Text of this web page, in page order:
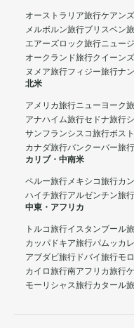
オーストラリア旅行ケアン
メルボルン旅行ブリスベン
エアーズロック旅行ニュー
オークランド旅行クイーン
ヌメア旅行フィジー旅行ナ
北米
アメリカ旅行ニューヨーク
アナハイム旅行セドナ旅行
サンフランシスコ旅行ボス
カナダ旅行バンクーバー旅行
カリブ・中南米
ペルー旅行メキシコ旅行カ
ハイチ旅行アルゼンチン旅行
中東・アフリカ
トルコ旅行イスタンブール
カッパドキア旅行パムッカ
アブダビ旅行 ドバイ旅行モ
カイロ旅行南アフリカ旅行
モーリシャス旅行カタール